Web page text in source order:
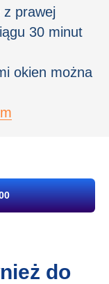
prawej
30 minut
okien można
do